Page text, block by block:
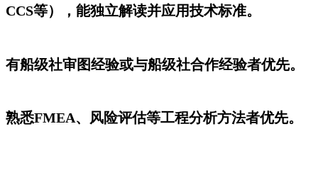
CCS等），能独立解读并应用技术标准。
有船级社审图经验或与船级社合作经验者优先。
熟悉FMEA、风险评估等工程分析方法者优先。